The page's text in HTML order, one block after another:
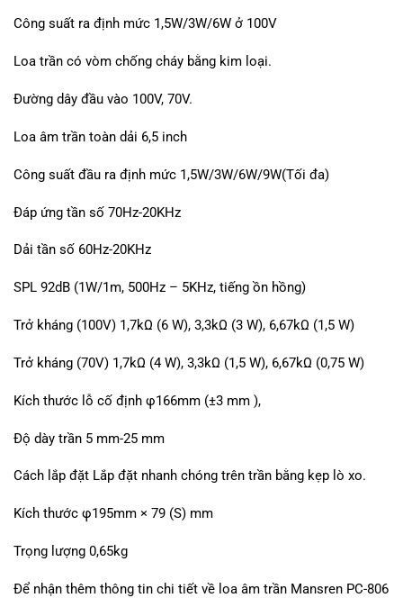
Công suất ra định mức 1,5W/3W/6W ở 100V
Loa trần có vòm chống cháy bằng kim loại.
Đường dây đầu vào 100V, 70V.
Loa âm trần toàn dải 6,5 inch
Công suất đầu ra định mức 1,5W/3W/6W/9W(Tối đa)
Đáp ứng tần số 70Hz-20KHz
Dải tần số 60Hz-20KHz
SPL 92dB (1W/1m, 500Hz – 5KHz, tiếng ồn hồng)
Trở kháng (100V) 1,7kΩ (6 W), 3,3kΩ (3 W), 6,67kΩ (1,5 W)
Trở kháng (70V) 1,7kΩ (4 W), 3,3kΩ (1,5 W), 6,67kΩ (0,75 W)
Kích thước lỗ cố định φ166mm (±3 mm ),
Độ dày trần 5 mm-25 mm
Cách lắp đặt Lắp đặt nhanh chóng trên trần bằng kẹp lò xo.
Kích thước φ195mm × 79 (S) mm
Trọng lượng 0,65kg
Để nhận thêm thông tin chi tiết về loa âm trần Mansren PC-806